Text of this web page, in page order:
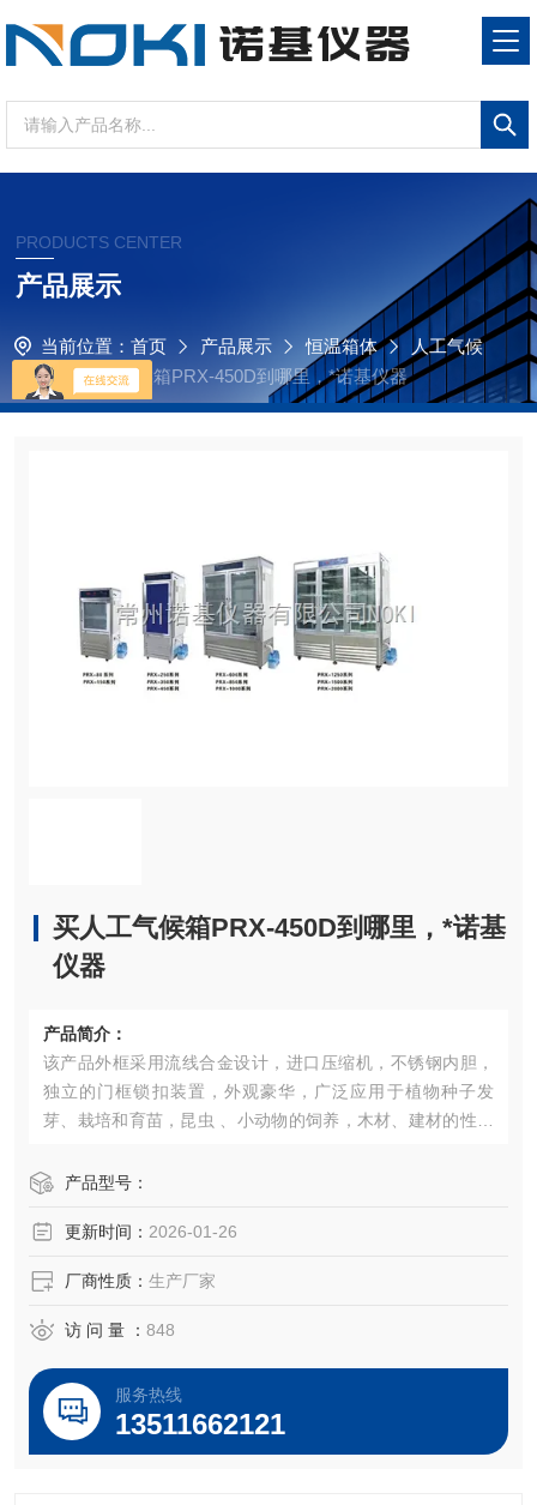
PRODUCTS CENTER
产品展示
当前位置： 首页 产品展示 恒温箱体
人工气候
买人工气候箱PRX-450D到哪里，*诺基仪器
买人工气候箱PRX-450D到哪里，*诺基
仪器
产品简介：
该产品外框采用流线合金设计，进口压缩机，不锈钢内胆，
独立的门框锁扣装置，外观豪华，广泛应用于植物种子发
芽、栽培和育苗，昆虫 、小动物的饲养，木材、建材的性能
制）。产品型号：
更新时间： 2026-01-26
厂商性质： 生产厂家
访 问 量 ： 848
服务热线
13511662121